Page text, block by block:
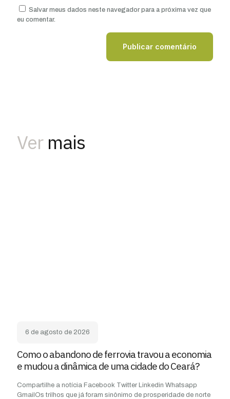
Salvar meus dados neste navegador para a próxima vez que
eu comentar.
Ver mais
6 de agosto de 2026
Como o abandono de ferrovia travou a economia
e mudou a dinâmica de uma cidade do Ceará?
Compartilhe a notícia Facebook Twitter Linkedin Whatsapp
GmailOs trilhos que já foram sinônimo de prosperidade de norte